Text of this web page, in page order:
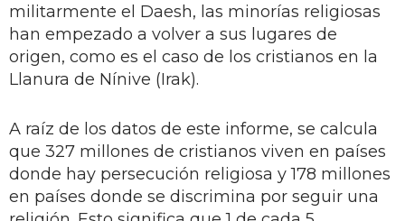
militarmente el Daesh, las minorías religiosas
han empezado a volver a sus lugares de
origen, como es el caso de los cristianos en la
Llanura de Nínive (Irak).
A raíz de los datos de este informe, se calcula
que 327 millones de cristianos viven en países
donde hay persecución religiosa y 178 millones
en países donde se discrimina por seguir una